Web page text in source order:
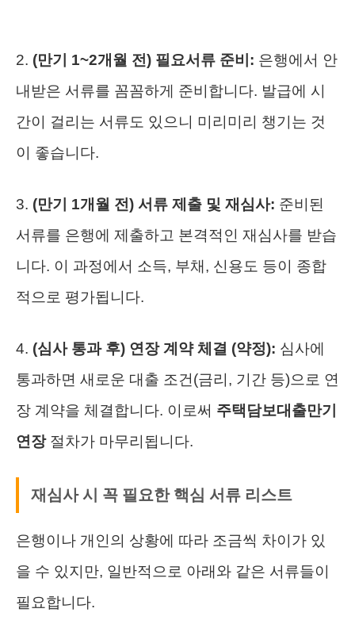
2. (만기 1~2개월 전) 필요서류 준비: 은행에서 안
내받은 서류를 꼼꼼하게 준비합니다. 발급에 시
간이 걸리는 서류도 있으니 미리미리 챙기는 것
이 좋습니다.
3. (만기 1개월 전) 서류 제출 및 재심사: 준비된
서류를 은행에 제출하고 본격적인 재심사를 받습
니다. 이 과정에서 소득, 부채, 신용도 등이 종합
적으로 평가됩니다.
4. (심사 통과 후) 연장 계약 체결 (약정): 심사에
통과하면 새로운 대출 조건(금리, 기간 등)으로 연
장 계약을 체결합니다. 이로써 주택담보대출만기
연장절차가 마무리됩니다.
재심사 시 꼭 필요한 핵심 서류 리스트
은행이나 개인의 상황에 따라 조금씩 차이가 있
을 수 있지만, 일반적으로 아래와 같은 서류들이
필요합니다.